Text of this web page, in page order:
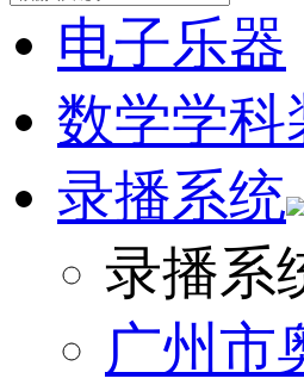
电子乐器
数学学科
录播系统
录播系
广州市